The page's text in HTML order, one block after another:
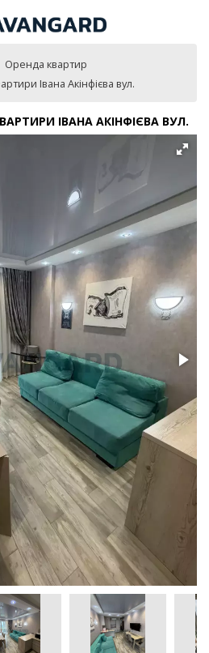
Оренда квартир
Івана Акінфієва вул.
ІВАНА АКІНФІЄВА ВУЛ.